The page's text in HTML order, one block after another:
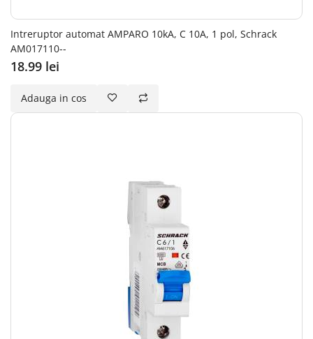
Intreruptor automat AMPARO 10kA, C 10A, 1 pol, Schrack
AM017110--
18.99 lei
Adauga in cos